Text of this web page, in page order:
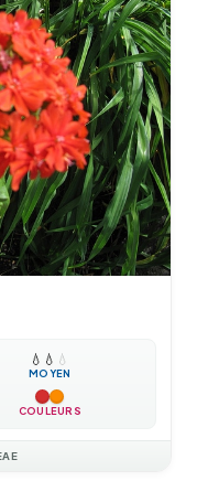
💧 💧 💧
MOYEN
COULEURS